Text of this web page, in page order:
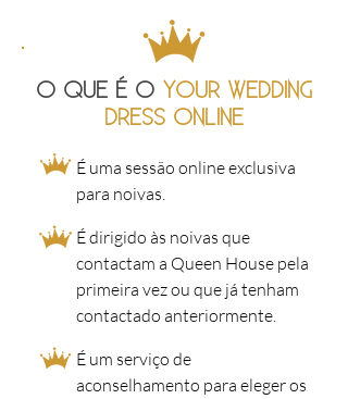
O QUE É O YOUR WEDDING
DRESS ONLINE
É uma sessão online exclusiva
para noivas.
É dirigido às noivas que
contactam a Queen House pela
primeira vez ou que já tenham
contactado anteriormente.
É um serviço de
aconselhamento para eleger os